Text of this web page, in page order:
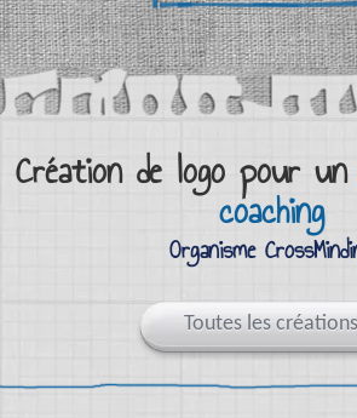
Création de logo pour un
coaching
Organisme
Toutes les créations